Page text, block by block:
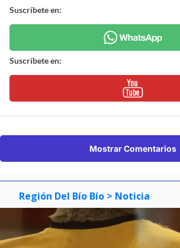
Suscríbete en:
Suscríbete en:
Mostrar Comentarios
Región Del Bío Bío > Noticia